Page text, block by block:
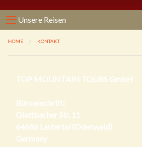
Unsere Reisen
HOME KONTAKT
TOP MOUNTAIN TOURS GmbH
Büroanschrift:
Glattbacher Str. 11
64686 Lautertal (Odenwald)
Germany